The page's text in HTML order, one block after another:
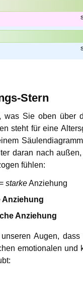
Stern
was Sie oben über
steht für eine
daran nach
fühlen:
starkeAnziehung
Anziehung
Anziehung
Augen,
emotionalen und